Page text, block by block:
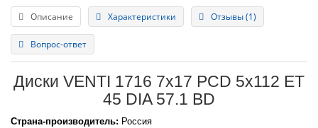
Описание Характеристики Отзывы (1)
Вопрос-ответ
Диски VENTI 1716 7x17 PCD 5x112 ET
45 DIA 57.1 BD
Страна-производитель: Россия